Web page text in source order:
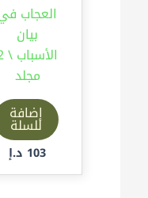
العجاب
بيان
مجلد
إضافة
للسلة
103 د.إ